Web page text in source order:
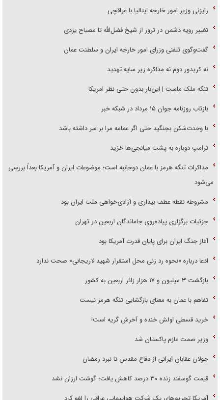
رایزنی وزیر امور خارجه ایتالیا با عراقچی
تغییر رویه دشمن در ترور از شیخ فضل‌الله تا مصباح یزدی
گفت‌وگوی تلفنی وزرای امور خارجه ایران و سلطنت عمان
نه کریدور دوم نه مذاکره زیر سایه تهدید
تنگه ملک ماست | این‌بار بدون حتی نظر امریکا
بازتاب روزنامه جوان ۱۵ مرداد در شبکه خبر
با وحدت‌شکن بجنگید حتی اگر عمامه مرا بر سر داشته باشد
ترامپ دوباره به پشت میانجی‌ها خزید
مذاکرات تنگه هرمز با عمان دوجانبه است؛ موضوعات ایران و آمریکا بعداً بررسی
می‌شود
مشروطه نقطه عطف بیداری و آزادی‌خواهی ملت ایران بود
جزئیات برگزاری پیاده‌روی جاماندگان اربعین در تهران
آغاز جنگ ایران برای پایان قدرت آمریکا بود
ادعا درباره «نحوه رد زنی محل استقرار شهید لاریجانی» صحت ندارد
بازگشت ۳ میلیون و ۱۷ هزار زائر اربعین به کشور
تفاهم با عمان به معنای بازگشایی تنگه هرمز نیست
خرید قسطی اولش خنده و آخرش گریه است!
وزیر صمت عازم پاکستان شد
جولان عقابان ایرانی از دفاع مقدس تا نبرد رمضان
قیمت گوسفند زنده ۳۰ درصد کاهش یافت؛ گوشت ارزان نشد